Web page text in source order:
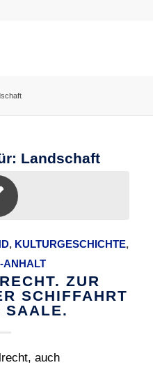
Landschaft
, KULTURGESCHICHTE,
ANHALT
ZUR
SCHIFFAHRT
SAALE.
auch